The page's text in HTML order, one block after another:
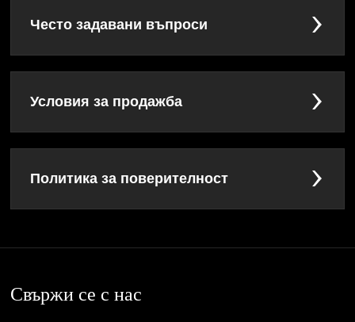
Често задавани въпроси
Условия за продажба
Политика за поверителност
Свържи се с нас